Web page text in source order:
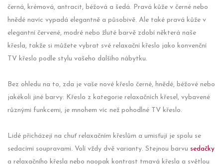
černá, krémová, antracit, béžová a šedá. Pravá kůže v černé nebo
hnědé navíc vypadá elegantně a působivě. Ale také pravá kůže v
elegantní červené, modré nebo žluté barvě zdobí některá naše
křesla, takže si můžete vybrat své relaxační křeslo jako konvenční
TV křeslo podle stylu vašeho dalšího nábytku.
Bez ohledu na to, zda je vaše nové křeslo černé, hnědé, béžové nebo
jakékoli jiné barvy: Křeslo z kategorie relaxačních křesel, vybavené
různými funkcemi, je mnohem víc než pohodlné TV křeslo.
Lidé přicházejí na chuť relaxačním křeslům a umisťují je spolu se
sedacími soupravami. Volí vždy dvě varianty. Stejnou barvu sedačky
a relaxačního křesla nebo naopak kontrast tmavá křesla a světlou